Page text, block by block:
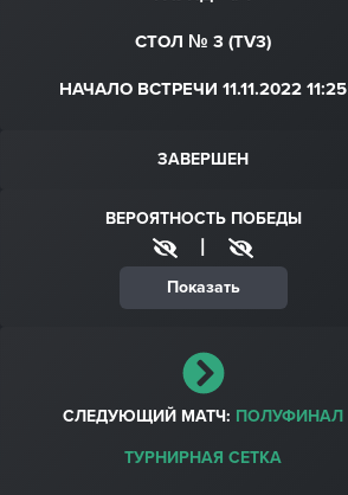
СТОЛ № 3 (TV3)
НАЧАЛО ВСТРЕЧИ 11.11.2022 11:25
ЗАВЕРШЕН
ВЕРОЯТНОСТЬ ПОБЕДЫ
|
Показать
СЛЕДУЮЩИЙ МАТЧ: ПОЛУФИНАЛ
ТУРНИРНАЯ СЕТКА